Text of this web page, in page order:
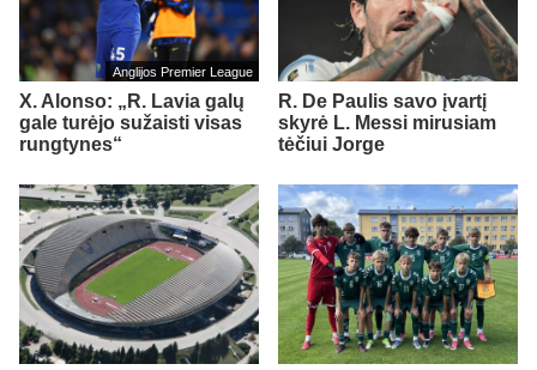
Anglijos Premier League
X. Alonso: „R. Lavia galų
gale turėjo sužaisti visas
rungtynes“
R. De Paulis savo įvartį
skyrė L. Messi mirusiam
tėčiui Jorge